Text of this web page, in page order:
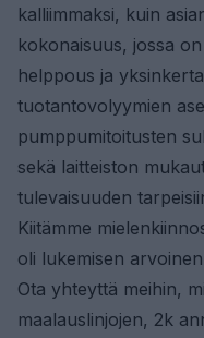
kalliimmaksi, kuin
kokonaisuus, jossa
helppous ja
tuotantovolyymien
pumppumitoitusten
sekä laitteiston
tulevaisuuden
Kiitämme
oli lukemisen
Ota yhteyttä meihin,
maalauslinjojen, 2k